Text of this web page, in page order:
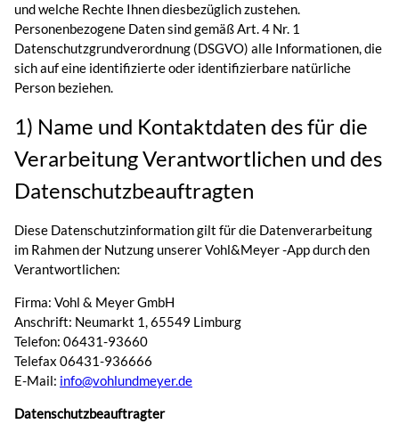
und welche Rechte Ihnen diesbezüglich zustehen.
Personenbezogene Daten sind gemäß Art. 4 Nr. 1
Datenschutzgrundverordnung (DSGVO) alle Informationen, die
sich auf eine identifizierte oder identifizierbare natürliche
Person beziehen.
1) Name und Kontaktdaten des für die
Verarbeitung Verantwortlichen und des
Datenschutzbeauftragten
Diese Datenschutzinformation gilt für die Datenverarbeitung
im Rahmen der Nutzung unserer Vohl&Meyer -App durch den
Verantwortlichen:
Firma: Vohl & Meyer GmbH
Anschrift: Neumarkt 1, 65549 Limburg
Telefon: 06431-93660
Telefax 06431-936666
E-Mail: info@vohlundmeyer.de
Datenschutzbeauftragter